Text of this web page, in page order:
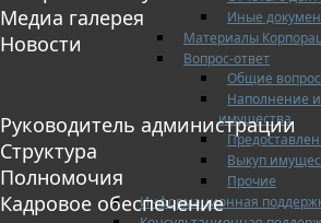
Иные
Материалы
Вопрос-ответ
Общие
Наполнение
имущества
Выкуп
Прочие
Информационная
Медиа галерея
Новости
Руководитель администрации
Структура
Полномочия
Кадровое обеспечение